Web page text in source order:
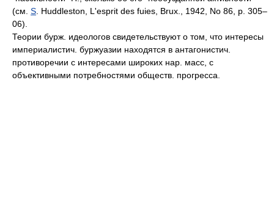
(см. S . Huddleston, L'esprit des fuies, Brux., 1942, No 86, p. 305–
06).
Теории бурж. идеологов свидетельствуют о том, что интересы
империалистич. буржуазии находятся в антагонистич.
противоречии с интересами широких нар. масс, с
объективными потребностями обществ. прогресса.